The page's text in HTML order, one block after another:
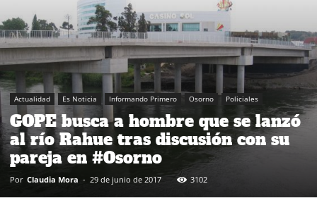
Actualidad Es Noticia Informando Primero Osorno Policiales
GOPE busca a hombre que se lanzó
al río Rahue tras discusión con su
pareja en #Osorno
Por Claudia Mora - 29 de junio de 2017 3102